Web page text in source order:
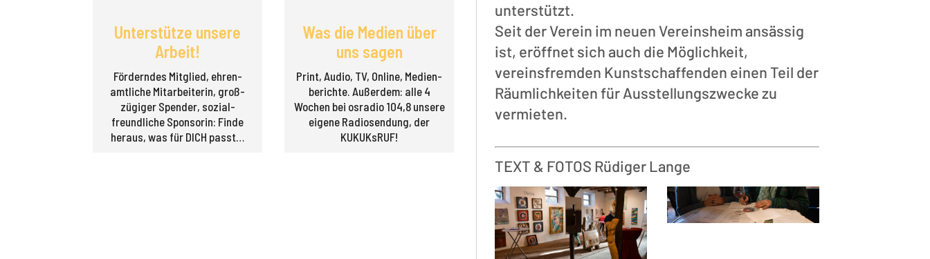
Unterstütze unsere
Arbeit!
Förderndes Mitglied, ehren­
amtliche Mitarbeiterin, groß­
zügiger Spender, sozial­
freundliche Sponsorin: Finde
heraus, was für DICH passt…
Was die Medien über
uns sagen
Print, Audio, TV, Online, Medien­
berichte. Außerdem: alle 4
Wochen bei osradio 104,8 unsere
eigene Radio­sendung, der
KUKUKsRUF!
unterstützt.
Seit der Verein im neuen Vereinsheim ansässig
ist, eröffnet sich auch die Möglichkeit,
vereinsfremden Kunstschaffenden einen Teil der
Räumlichkeiten für Ausstellungszwecke zu
vermieten.
TEXT & FOTOS Rüdiger Lange